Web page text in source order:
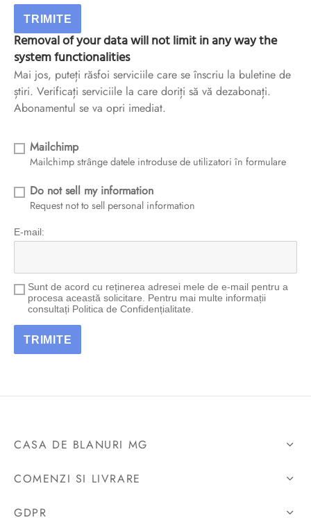
Removal of your data will not limit in any way the
system functionalities
Mai jos, puteți răsfoi serviciile care se înscriu la buletine de
știri. Verificați serviciile la care doriți să vă dezabonați.
Abonamentul se va opri imediat.
Mailchimp
Mailchimp strânge datele introduse de utilizatori în formulare
Do not sell my information
Request not to sell personal information
E-mail:
Sunt de acord cu reținerea adresei mele de e-mail pentru a
procesa această solicitare. Pentru mai multe informații
consultați Politica de Confidențialitate.
CASA DE BLANURI MG
COMENZI SI LIVRARE
GDPR